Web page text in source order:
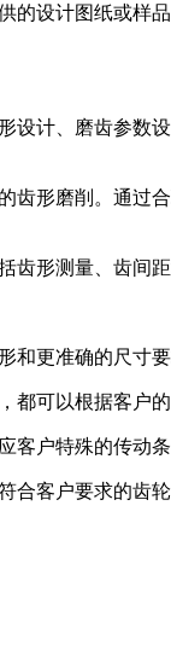
的设计图纸或样
设计、磨齿参数
齿形磨削。通过
形测量、齿间距
和更准确的尺寸要
可以根据客户的
户特殊的传动条
合客户要求的齿